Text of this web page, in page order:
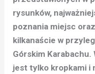
rysunków,
poznania miejsc
kilkanaście w
Górskim
jest tylko kropkami i